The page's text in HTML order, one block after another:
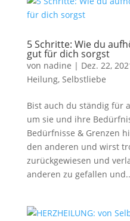
5 Schritte: Wie du
gut für dich sorgst
von nadine | Dez. 22,
Heilung, Selbstliebe
Bist auch du ständig für
um sie und ihre
Bedürfnisse & Grenzen
den anderen und wirst
zurückgewiesen und
anderen zu gefallen